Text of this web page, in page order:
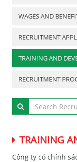
WAGES AND
RECRUITMENT
TRAINING AND
RECRUITMENT
TRAINING
Công ty có chính